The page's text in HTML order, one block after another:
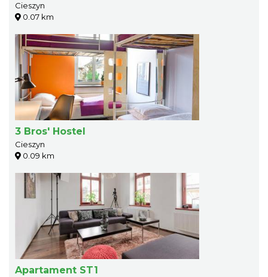
Cieszyn
0.07 km
3 Bros' Hostel
Cieszyn
0.09 km
Apartament ST1